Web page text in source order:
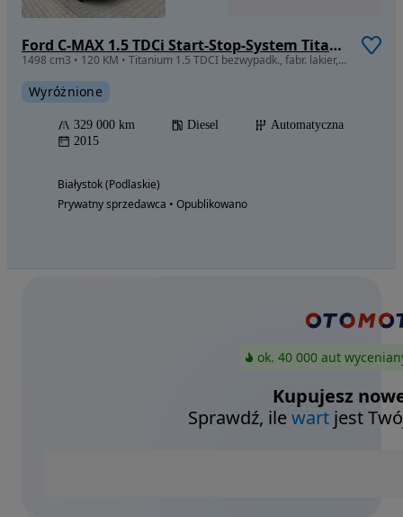
Ford C-MAX 1.5 TDCi Start-Stop-System Titanium
1498 cm3 • 120 KM • Titanium 1.5 TDCI bezwypadk., fabr. lakier, org. przebieg
Wyróżnione
329 000 km Diesel
Automatyczna
2015
Białystok (Podlaskie)
Prywatny sprzedawca • Opublikowano
ok. 40 000 aut
Kupujesz
Sprawdź, ilewart jest